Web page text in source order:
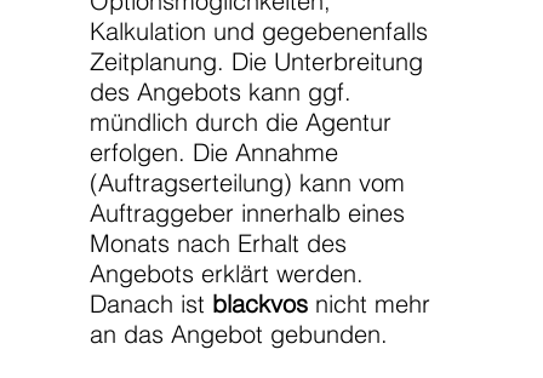
Kalkulation und gegebenenfalls
Zeitplanung. Die Unterbreitung
des Angebots kann ggf.
mündlich durch die Agentur
erfolgen. Die Annahme
(Auftragserteilung) kann vom
Auftraggeber innerhalb eines
Monats nach Erhalt des
Angebots erklärt werden.
Danach ist blackvos nicht mehr
an das Angebot gebunden.